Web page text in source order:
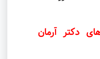
دکتر آرمان